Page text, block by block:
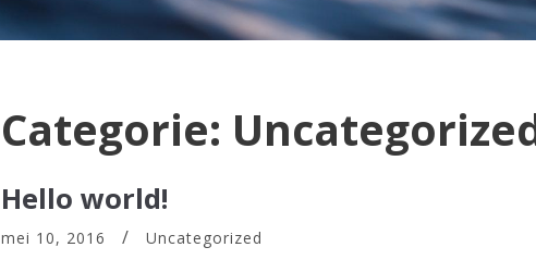
Categorie:
Hello world!
mei 10, 2016 Uncategorized